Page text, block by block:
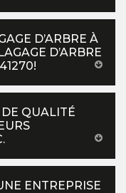
D’ARBRE À
D’ARBRE
QUALITÉ
ENTREPRISE